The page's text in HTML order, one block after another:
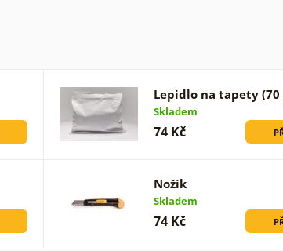
Lepidlo na tapety (70
Skladem
74 Kč
Nožík
Skladem
74 Kč